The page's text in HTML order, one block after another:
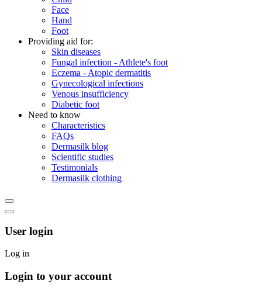
Face
Hand
Foot
Providing aid for:
Skin diseases
Fungal infection - Athlete's foot
Eczema - Atopic dermatitis
Gynecological infections
Venous insufficiency
Diabetic foot
Need to know
Characteristics
FAQs
Dermasilk blog
Scientific studies
Testimonials
Dermasilk clothing
User login
Log in
Login to your account